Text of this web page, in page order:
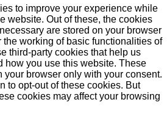
to improve your experience while
website. Out of these, the cookies
are stored on your browser
the working of basic functionalities of
third-party cookies that help us
how you use this website. These
browser only with your consent.
to opt-out of these cookies. But
cookies may affect your browsing